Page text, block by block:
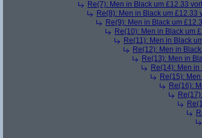
Re(7): Men in Black um £12.33
Re(8): Men in Black um £12.33
Re(9): Men in Black um
Re(10): Men in Black um
Re(11): Men in Black
Re(12): Men in
Re(13): Men in
Re(14): Men
Re(15):
Re(16):